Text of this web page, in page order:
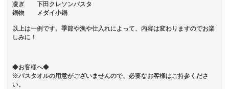
凌ぎ 下田クレソンパスタ
鍋物 メダイ小鍋
以上は一例です。季節や漁や仕入れによって、内容は変わりますのでお楽
しみに！
◆お客様へ◆
※バスタオルの用意がございませんので、必要なお客様はご持参くださ
い。